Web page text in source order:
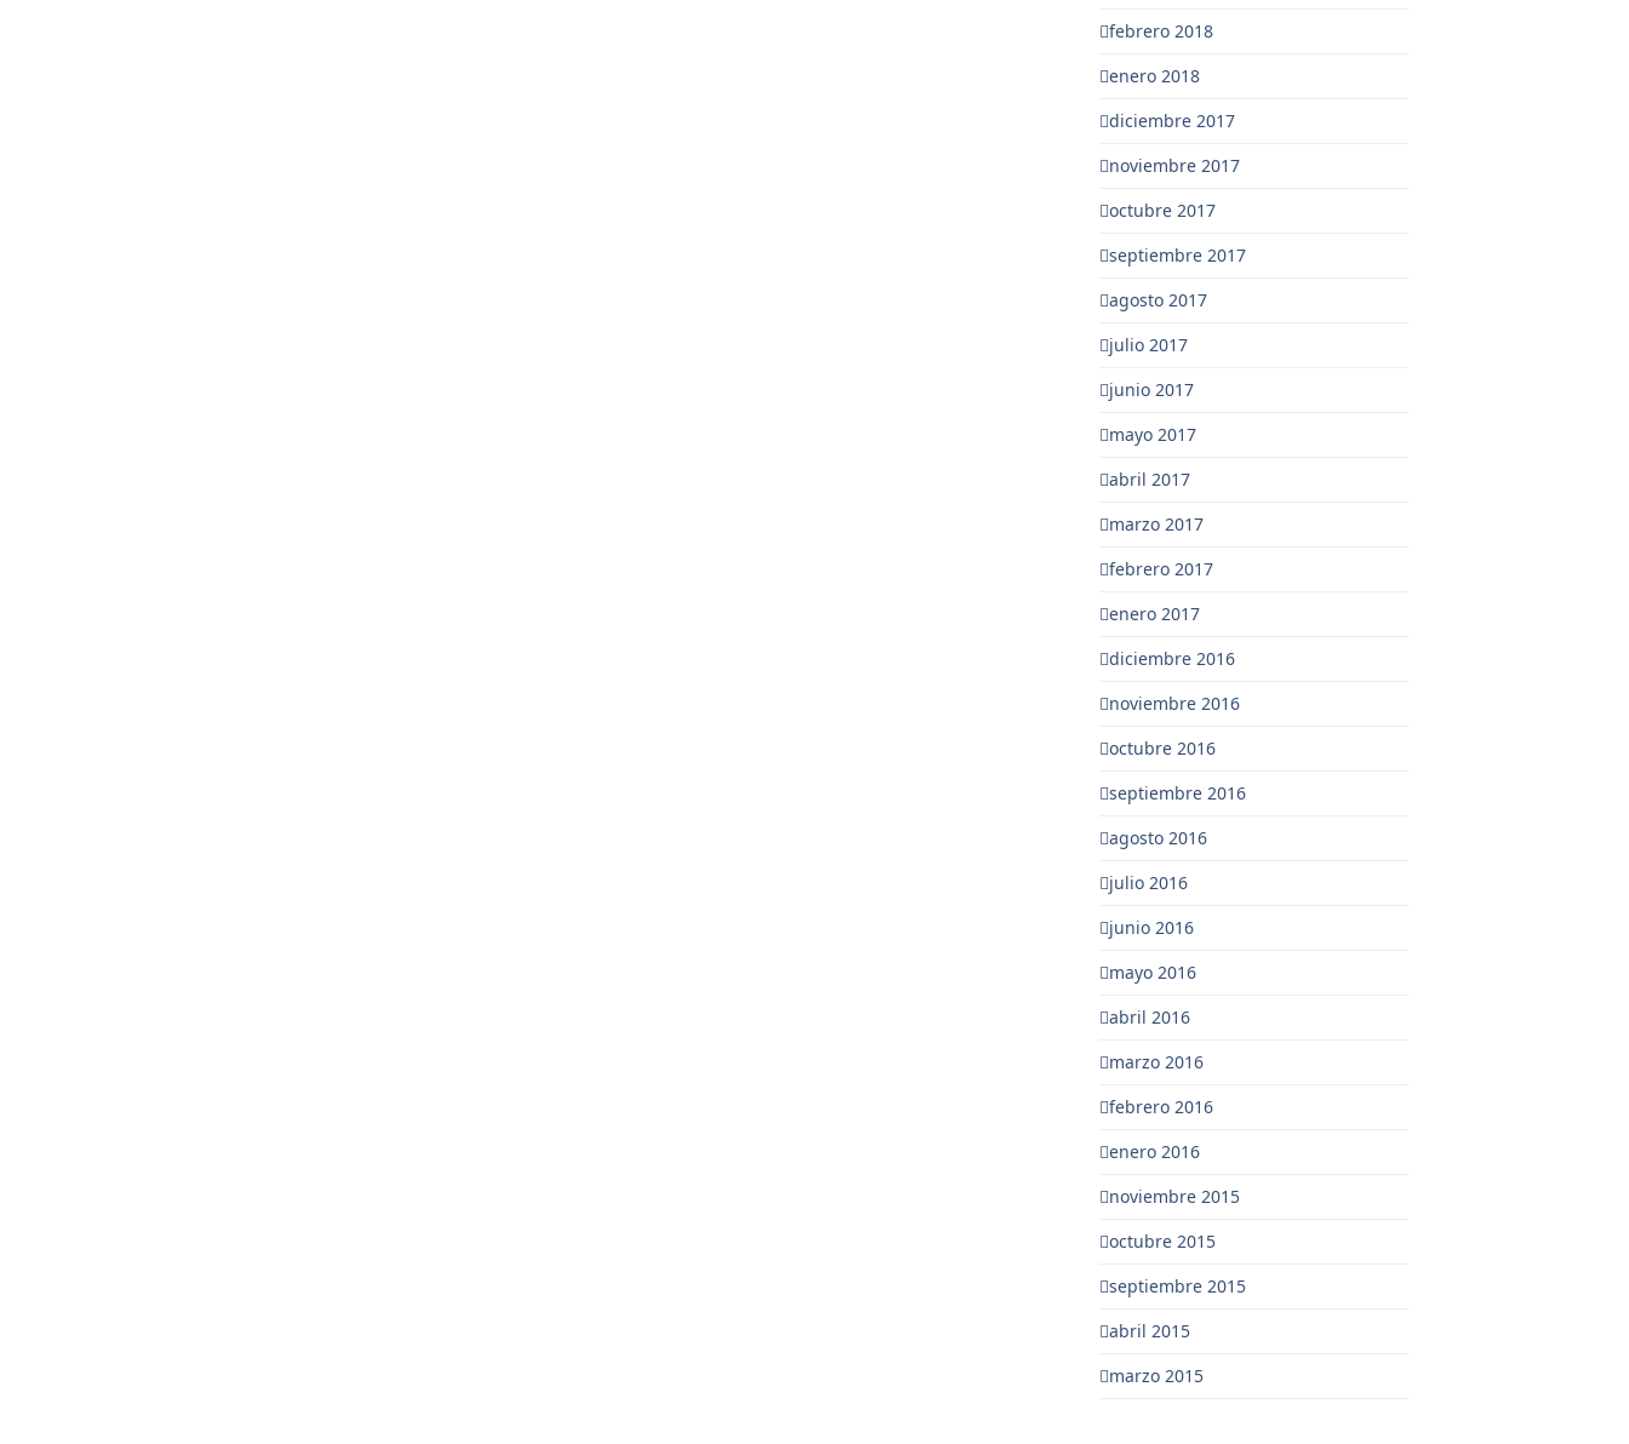
febrero 2018
enero 2018
diciembre 2017
noviembre 2017
octubre 2017
septiembre 2017
agosto 2017
julio 2017
junio 2017
mayo 2017
abril 2017
marzo 2017
febrero 2017
enero 2017
diciembre 2016
noviembre 2016
octubre 2016
septiembre 2016
agosto 2016
julio 2016
junio 2016
mayo 2016
abril 2016
marzo 2016
febrero 2016
enero 2016
noviembre 2015
octubre 2015
septiembre 2015
abril 2015
marzo 2015